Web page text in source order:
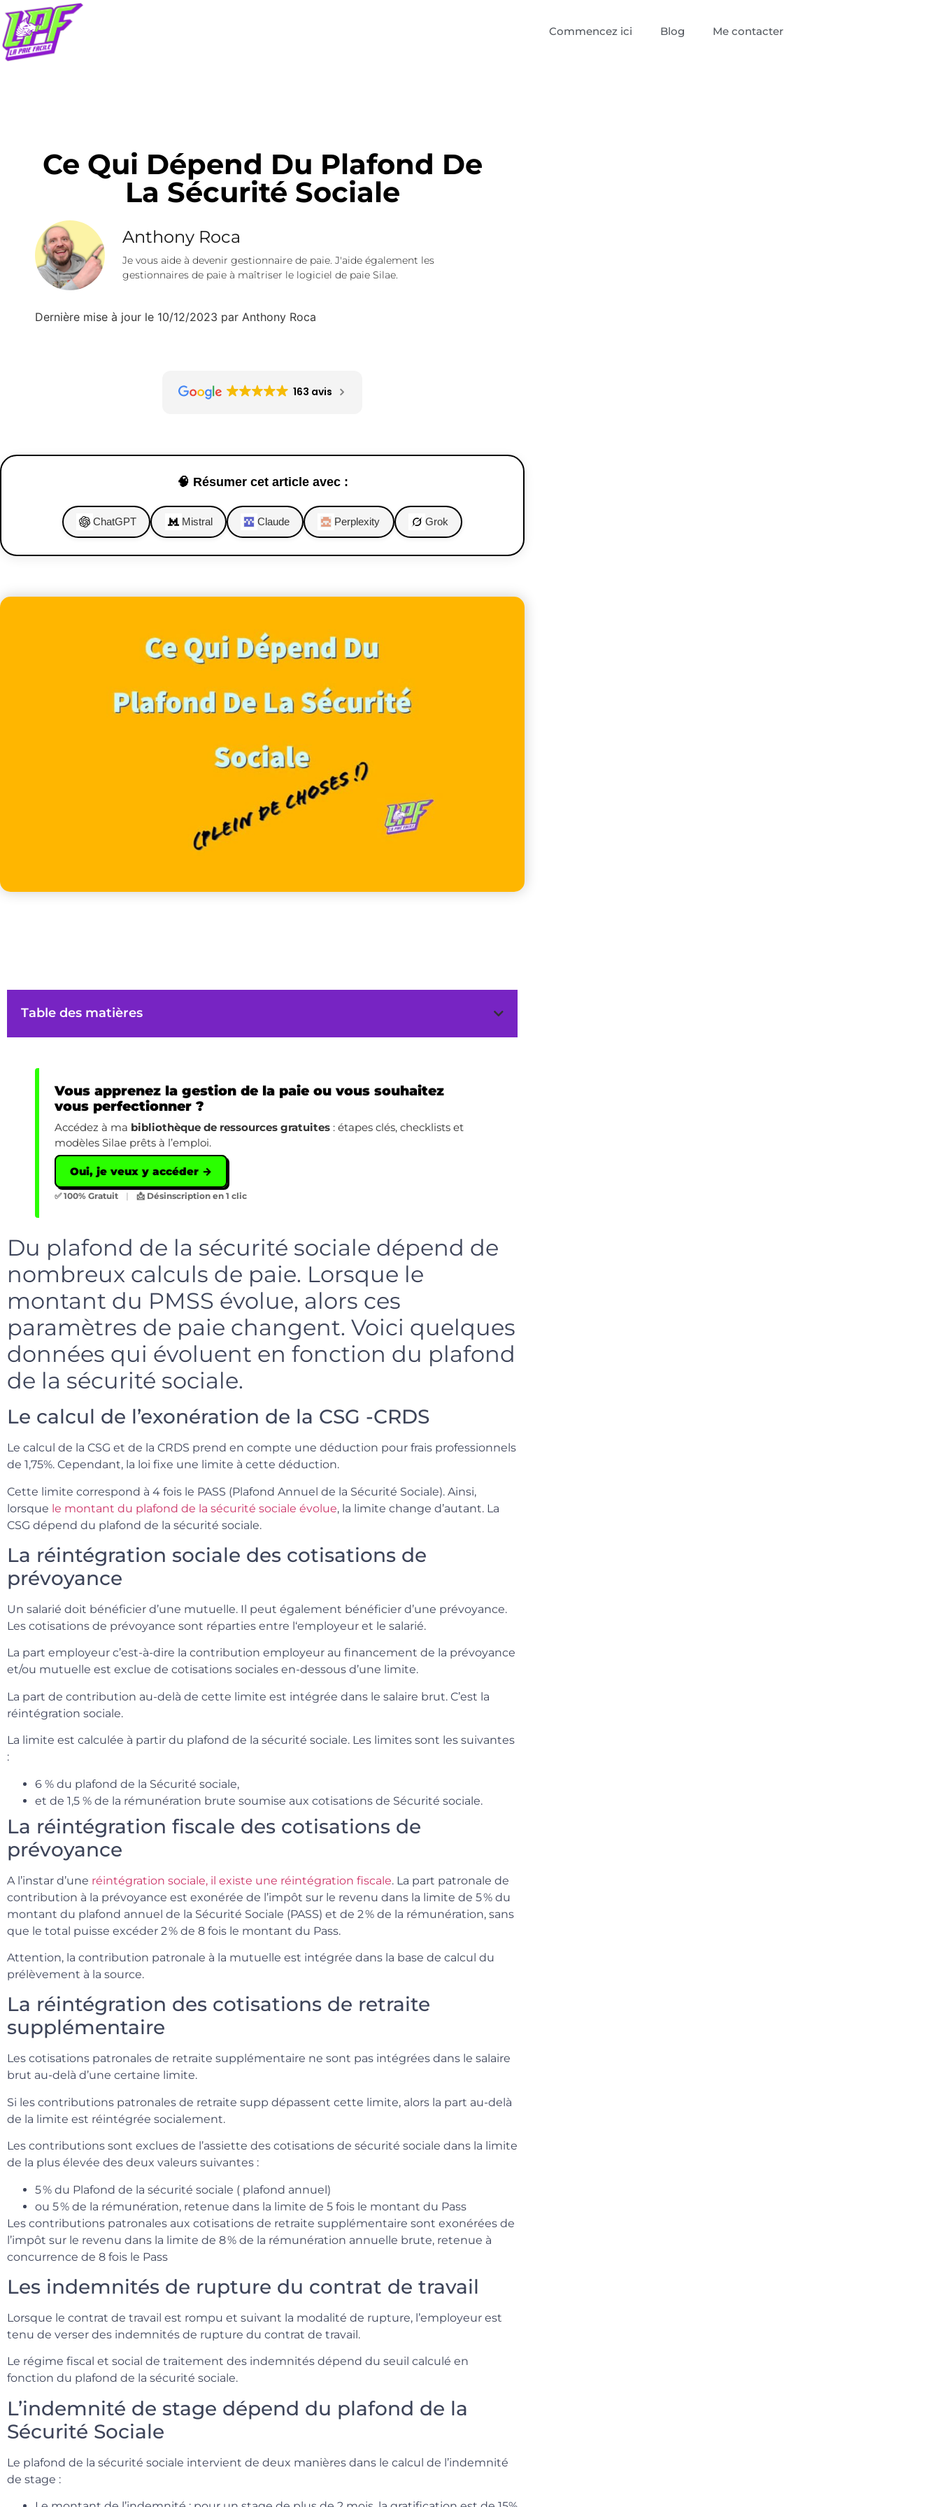
Commencez ici Blog Me contacter
Ce Qui Dépend Du Plafond De
La Sécurité Sociale
Anthony Roca
Je vous aide à devenir gestionnaire de paie. J'aide également les
gestionnaires de paie à maîtriser le logiciel de paie Silae.
Dernière mise à jour le 10/12/2023 par Anthony Roca
163 avis
🧠 Résumer cet article avec :
ChatGPT Mistral Claude Perplexity Grok
Table des matières
Vous apprenez la gestion de la paie ou vous souhaitez
vous perfectionner ?
Accédez à ma bibliothèque de ressources gratuites : étapes clés, checklists et
modèles Silae prêts à l’emploi.
Oui, je veux y accéder →
✅ 100% Gratuit | 📩 Désinscription en 1 clic
Du plafond de la sécurité sociale dépend de
nombreux calculs de paie. Lorsque le
montant du PMSS évolue, alors ces
paramètres de paie changent. Voici quelques
données qui évoluent en fonction du plafond
de la sécurité sociale.
Le calcul de l’exonération de la CSG -CRDS
Le calcul de la CSG et de la CRDS prend en compte une déduction pour frais professionnels
de 1,75%. Cependant, la loi fixe une limite à cette déduction.
Cette limite correspond à 4 fois le PASS (Plafond Annuel de la Sécurité Sociale). Ainsi,
lorsque le montant du plafond de la sécurité sociale évolue, la limite change d’autant. La
CSG dépend du plafond de la sécurité sociale.
La réintégration sociale des cotisations de
prévoyance
Un salarié doit bénéficier d’une mutuelle. Il peut également bénéficier d’une prévoyance.
Les cotisations de prévoyance sont réparties entre l‘employeur et le salarié.
La part employeur c’est-à-dire la contribution employeur au financement de la prévoyance
et/ou mutuelle est exclue de cotisations sociales en-dessous d’une limite.
La part de contribution au-delà de cette limite est intégrée dans le salaire brut. C’est la
réintégration sociale.
La limite est calculée à partir du plafond de la sécurité sociale. Les limites sont les suivantes
:
6 % du plafond de la Sécurité sociale,
et de 1,5 % de la rémunération brute soumise aux cotisations de Sécurité sociale.
La réintégration fiscale des cotisations de
prévoyance
A l’instar d’une réintégration sociale, il existe une réintégration fiscale. La part patronale de
contribution à la prévoyance est exonérée de l’impôt sur le revenu dans la limite de 5 % du
montant du plafond annuel de la Sécurité Sociale (PASS) et de 2 % de la rémunération, sans
que le total puisse excéder 2 % de 8 fois le montant du Pass.
Attention, la contribution patronale à la mutuelle est intégrée dans la base de calcul du
prélèvement à la source.
La réintégration des cotisations de retraite
supplémentaire
Les cotisations patronales de retraite supplémentaire ne sont pas intégrées dans le salaire
brut au-delà d’une certaine limite.
Si les contributions patronales de retraite supp dépassent cette limite, alors la part au-delà
de la limite est réintégrée socialement.
Les contributions sont exclues de l’assiette des cotisations de sécurité sociale dans la limite
de la plus élevée des deux valeurs suivantes :
5 % du Plafond de la sécurité sociale ( plafond annuel)
ou 5 % de la rémunération, retenue dans la limite de 5 fois le montant du Pass
Les contributions patronales aux cotisations de retraite supplémentaire sont exonérées de
l’impôt sur le revenu dans la limite de 8 % de la rémunération annuelle brute, retenue à
concurrence de 8 fois le Pass
Les indemnités de rupture du contrat de travail
Lorsque le contrat de travail est rompu et suivant la modalité de rupture, l’employeur est
tenu de verser des indemnités de rupture du contrat de travail.
Le régime fiscal et social de traitement des indemnités dépend du seuil calculé en
fonction du plafond de la sécurité sociale.
L’indemnité de stage dépend du plafond de la
Sécurité Sociale
Le plafond de la sécurité sociale intervient de deux manières dans le calcul de l’indemnité
de stage :